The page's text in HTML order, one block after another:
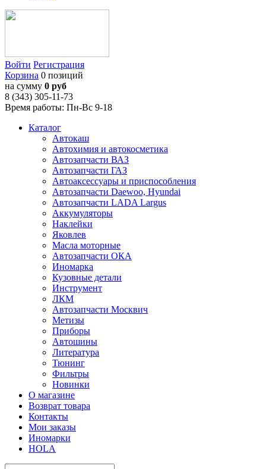
Войти Регистрация
Корзина 0 позиций
на сумму 0 руб
8 (343) 305-11-73
Время работы: Пн-Вс 9-18
Каталог
Автокаш
Автохимия и автокосметика
Автозапчасти ВАЗ
Автозапчасти ГАЗ
Автоаксессуары и приспособления
Автозапчасти Daewoo, Hyundai
Автозапчасти LADA Largus
Аккумуляторы
Наклейки
Яковлев
Масла моторные
Автозапчасти ОКА
Иномарка
Кузовные детали
Инструмент
ЛКМ
Автозапчасти Москвич
Метизы
Приборы
Автошины
Литература
Тюнинг
Фильтры
Новинки
О магазине
Возврат товара
Контакты
Мои заказы
Иномарки
HOLA